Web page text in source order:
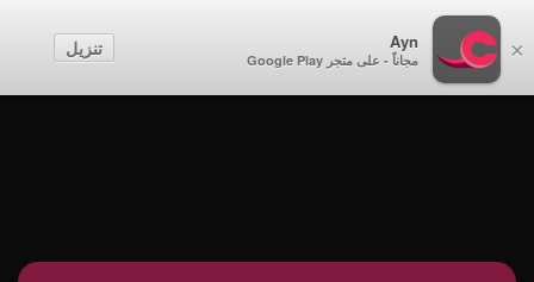
×
Ayn
مجاناً - على متجر Google Play
تنزيل
إنشاء حساب